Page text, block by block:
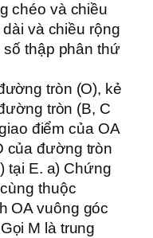
chéo và chiều
và chiều rộng
số thập phân thứ
tròn (O), kẻ
tròn (B, C
điểm của OA
của đường tròn
tại E. a) Chứng
thuộc
OA vuông góc
M là trung